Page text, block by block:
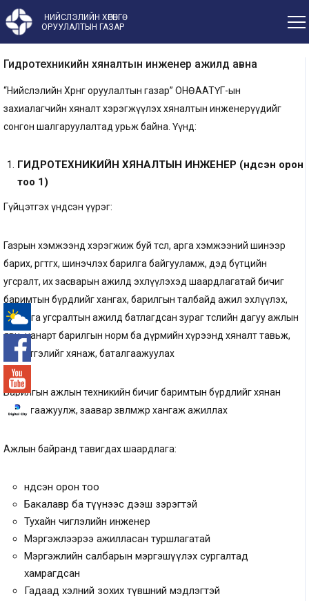
НИЙСЛЭЛИЙН ХӨРӨНГӨ
ОРУУЛАЛТЫН ГАЗАР
Гидротехникийн хяналтын инженер ажилд авна
“Нийслэлийн Хөрөнгө оруулалтын газар” ОНӨААТҮГ-ын
захиалагчийн хяналт хэрэгжүүлэх хяналтын инженерүүдийг
сонгон шалгаруулалтад урьж байна. Үүнд:
ГИДРОТЕХНИКИЙН ХЯНАЛТЫН ИНЖЕНЕР (үндсэн орон
тоо 1)
Гүйцэтгэх үндсэн үүрэг:
Газрын хэмжээнд хэрэгжиж буй төсөл, арга хэмжээний шинээр
барих, өргөтгөх, шинэчлэх барилга байгууламж, дэд бүтцийн
угсралт, их засварын ажилд эхлүүлэхэд шаардлагатай бичиг
баримтын бүрдлийг хангах, барилгын талбайд ажил эхлүүлэх,
барилга угсралтын ажилд батлагдсан зураг төслийн дагуу ажлын
явц, чанарт барилгын норм ба дүрмийн хүрээнд хяналт тавьж,
гүйцэтгэлийг хянаж, баталгаажуулах
Барилгын ажлын техникийн бичиг баримтын бүрдлийг хянан
баталгаажуулж, заавар зөвлөмжөөр хангаж ажиллах
Ажлын байранд тавигдах шаардлага:
Үндсэн орон тоо
Бакалавр ба түүнээс дээш зэрэгтэй
Тухайн чиглэлийн инженер
Мэргэжлээрээ ажилласан туршлагатай
Мэргэжлийн салбарын мэргэшүүлэх сургалтад
хамрагдсан
Гадаад хэлний зохих түвшний мэдлэгтэй